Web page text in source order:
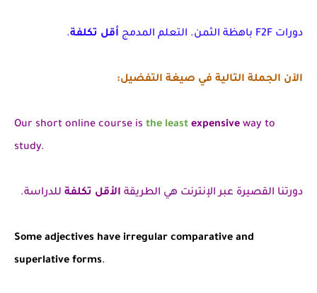
دورات F2F باهظة الثمن. التعلم المدمج أقل تكلفة.
الآن الجملة التالية في صيغة التفضيل:
Our short online course is the least expensive way to
study.
دورتنا القصيرة عبر الإنترنت هي الطريقة الأقل تكلفة للدراسة.
Some adjectives have irregular comparative and
superlative forms.